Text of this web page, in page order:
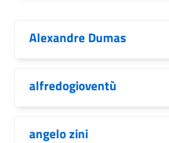
Alexandre Dumas
alfredogioventù
angelo zini